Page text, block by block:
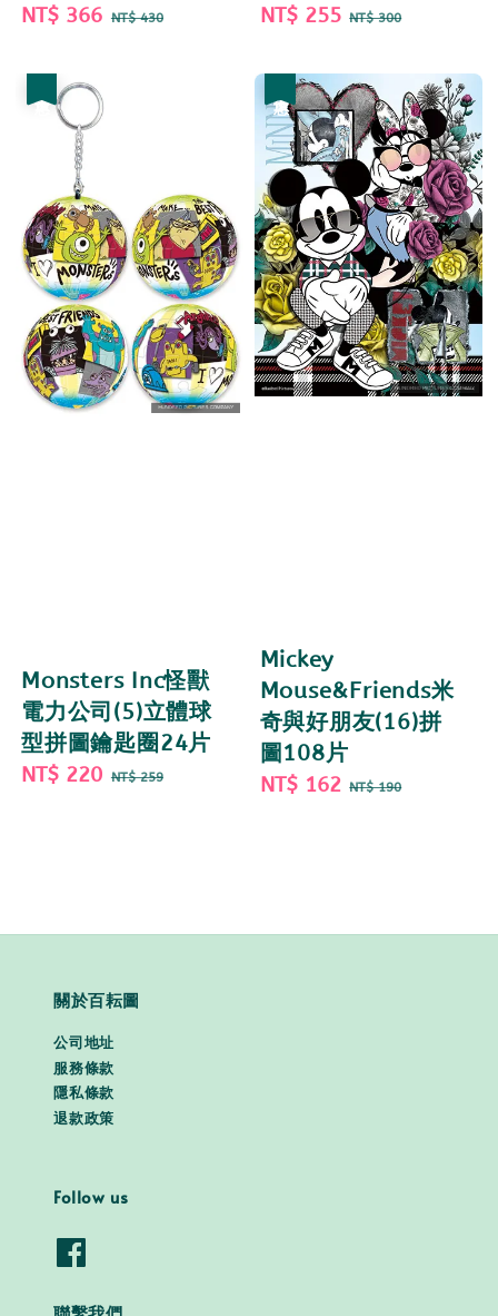
Sale
NT$ 366 Regular
NT$ 430
Sale
NT$ 255 Regular
NT$ 300
Monsters Inc怪獸
電力公司(5)立體球
型拼圖鑰匙圈24片
Sale
NT$ 220 Regular
NT$ 259
Mickey
Mouse&Friends米
奇與好朋友(16)拼
圖108片
Sale
NT$ 162 Regular
NT$ 190
關於百耘圖
公司地址
服務條款
隱私條款
退款政策
Follow us